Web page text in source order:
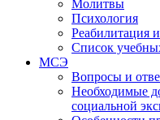
Молитвы
Психология
Реабилитация
Список
МСЭ
Вопросы и
Необходимые
социальной